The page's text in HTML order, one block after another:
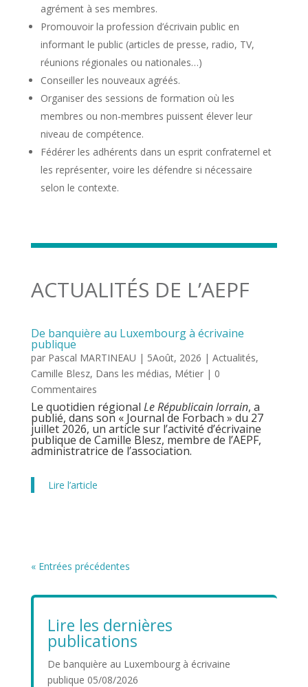
agrément à ses membres.
Promouvoir la profession d’écrivain public en
informant le public (articles de presse, radio, TV,
réunions régionales ou nationales…)
Conseiller les nouveaux agréés.
Organiser des sessions de formation où les
membres ou non-membres puissent élever leur
niveau de compétence.
Fédérer les adhérents dans un esprit confraternel et
les représenter, voire les défendre si nécessaire
selon le contexte.
ACTUALITÉS DE L’AEPF
De banquière au Luxembourg à écrivaine
publique
par Pascal MARTINEAU | 5Août, 2026 | Actualités,
Camille Blesz, Dans les médias, Métier| 0
Commentaires
Le quotidien régional Le Républicain lorrain, a
publié, dans son « Journal de Forbach » du 27
juillet 2026, un article sur l’activité d’écrivaine
publique de Camille Blesz, membre de l’AEPF,
administratrice de l’association.
Lire l’article
« Entrées précédentes
Lire les dernières
publications
De banquière au Luxembourg à écrivaine
publique 05/08/2026